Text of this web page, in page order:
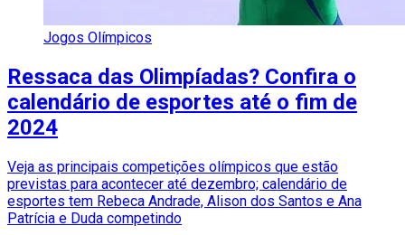
Jogos Olímpicos
Ressaca das Olimpíadas? Confira o
calendário de esportes até o fim de
2024
Veja as principais competições olímpicos que estão
previstas para acontecer até dezembro; calendário de
esportes tem Rebeca Andrade, Alison dos Santos e Ana
Patrícia e Duda competindo